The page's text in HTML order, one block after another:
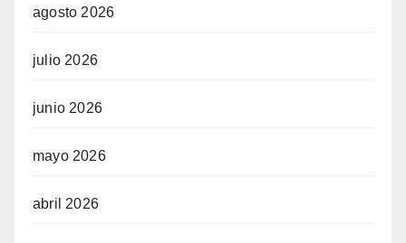
agosto 2026
julio 2026
junio 2026
mayo 2026
abril 2026